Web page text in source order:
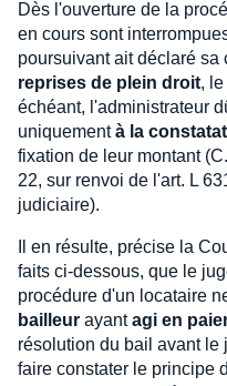
Dès l'ouverture de la
en cours sont
poursuivant ait déclaré sa
reprises de plein droit,
échéant, l'administrateur
uniquementà la
fixation de leur montant
22, sur renvoi de l'art. L
judiciaire).
Il en résulte, précise la
faits ci-dessous, que le
procédure d'un locataire
bailleur ayantagi en
résolution du bail avant le
faire constater le principe